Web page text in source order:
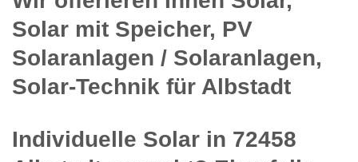
Solar mit Speicher, PV
Solaranlagen / Solaranlagen,
Solar-Technik für Albstadt
Individuelle Solar in 72458